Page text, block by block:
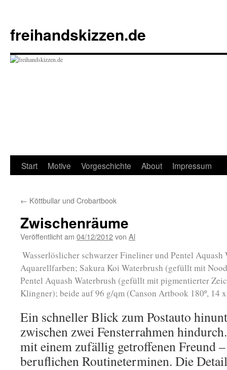
springen
freihandskizzen.de
Start Motive Vorgeschichte About Impressum
← Köttbullar und Crobartbook
Zwischenräume
Veröffentlicht am 04/12/2012von Al
Wasserlöslicher schwarzer Fineliner und Pentel Aquash
Aquarellfarben; Sakura Koi Waterbrush (gefüllt mit
Pentel Aquash Waterbrush (gefüllt mit pigmentierter
Klingner); beide auf 96 g/qm (Canson Artbook 180º, 14
Ein schneller Blick zum Postauto
zwischen zwei Fensterrahmen
mit einem zufällig getroffenen Freund
beruflichen Routineterminen. Die